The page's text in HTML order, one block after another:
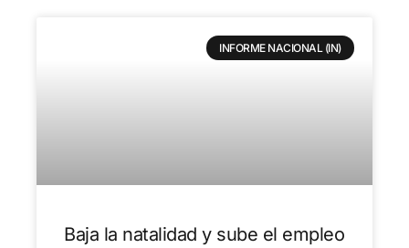
INFORME NACIONAL (IN)
Baja la natalidad y sube el empleo